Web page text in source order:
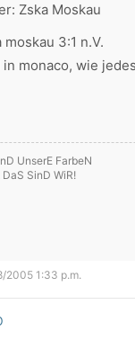
Zska Moskau
3:1 n.V.
monaco, wie
UnserE FarbeN
SinD WiR!
2005 1:33 p.m.